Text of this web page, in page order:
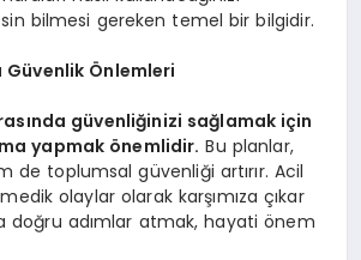
bilmesi gereken temel bir bilgidir.
Önlemleri
güvenliğinizi sağlamak için
yapmak önemlidir. Bu planlar,
de toplumsal güvenliği artırır. Acil
olaylar olarak karşımıza çıkar
doğru adımlar atmak, hayati önem